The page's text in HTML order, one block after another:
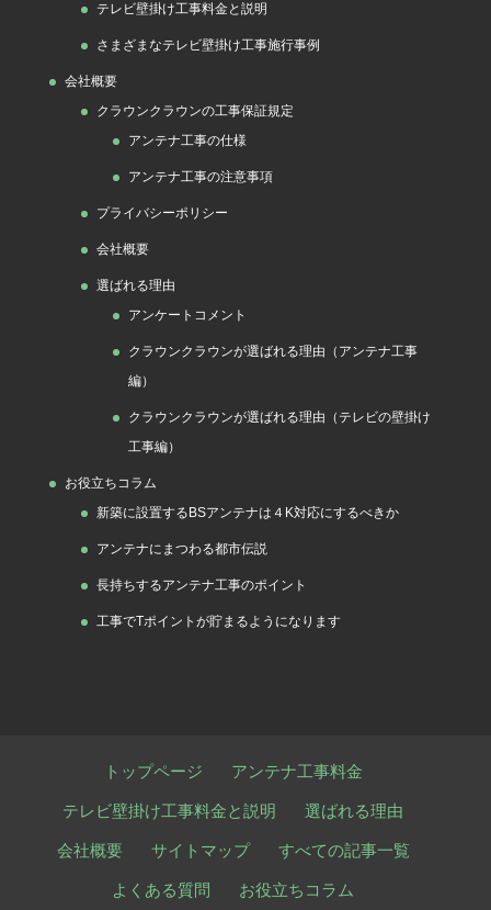
テレビ壁掛け工事料金と説明
さまざまなテレビ壁掛け工事施行事例
会社概要
クラウンクラウンの工事保証規定
アンテナ工事の仕様
アンテナ工事の注意事項
プライバシーポリシー
会社概要
選ばれる理由
アンケートコメント
クラウンクラウンが選ばれる理由（アンテナ工事
編）
クラウンクラウンが選ばれる理由（テレビの壁掛け
工事編）
お役立ちコラム
新築に設置するBSアンテナは４K対応にするべきか
アンテナにまつわる都市伝説
長持ちするアンテナ工事のポイント
工事でTポイントが貯まるようになります
トップページ アンテナ工事料金
テレビ壁掛け工事料金と説明 選ばれる理由
会社概要 サイトマップ すべての記事一覧
よくある質問 お役立ちコラム